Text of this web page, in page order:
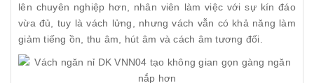
lên chuyên nghiệp hơn, nhân viên làm việc với sự kín đáo
vừa đủ, tuy là vách lửng, nhưng vách vẫn có khả năng làm
giảm tiếng ồn, thu âm, hút âm và cách âm tương đối.